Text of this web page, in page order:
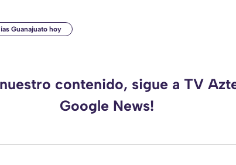
Guanajuato hoy
contenido, sigue a TV
Google News!